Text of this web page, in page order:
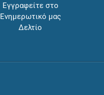
Εγγραφείτε στο
Ενημερωτικό μας
Δελτίο